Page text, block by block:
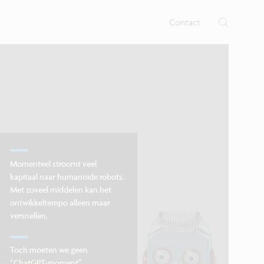
Contact
Momenteel stroomt veel
kapitaal naar humanoïde robots.
Met zoveel middelen kan het
ontwikkeltempo alleen maar
versnellen.
Toch moeten we geen